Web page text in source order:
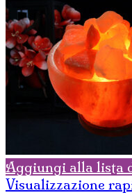
Aggiungi alla lista
Visualizzazione